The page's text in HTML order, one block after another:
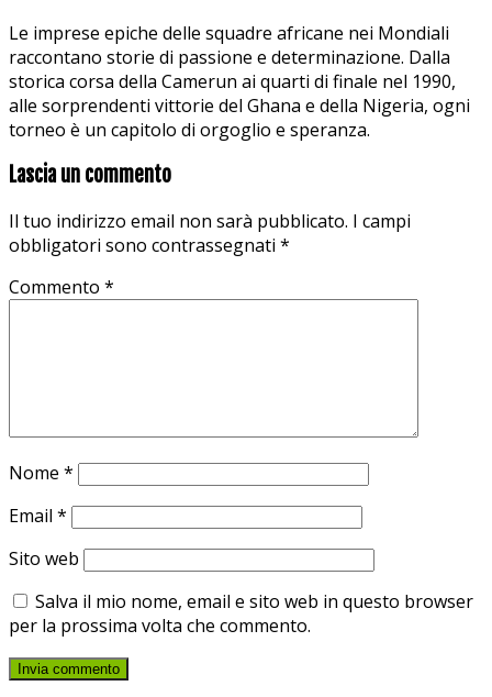
Le imprese epiche delle squadre africane nei Mondiali
raccontano storie di passione e determinazione. Dalla
storica corsa della Camerun ai quarti di finale nel 1990,
alle sorprendenti vittorie del Ghana e della Nigeria, ogni
torneo è un capitolo di orgoglio e speranza.
Lascia un commento
Il tuo indirizzo email non sarà pubblicato. I campi
obbligatori sono contrassegnati *
Commento *
Nome *
Email *
Sito web
Salva il mio nome, email e sito web in questo browser
per la prossima volta che commento.